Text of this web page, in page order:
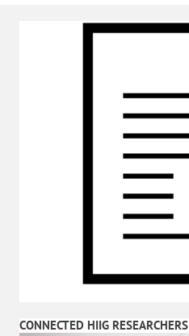
CONNECTED HIIG RESEARCHERS